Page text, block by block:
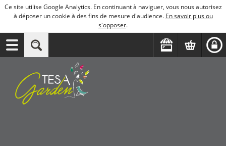
Ce site utilise Google Analytics. En continuant à naviguer, vous nous autorisez
à déposer un cookie à des fins de mesure d'audience. En savoir plus ou
s'opposer.